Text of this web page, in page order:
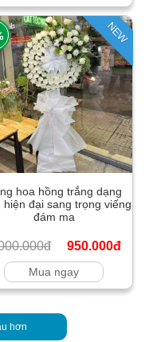
NEW
hoa hồng trắng dạng
hiện đại sang trọng viếng
đám ma
950.000đ
Mua ngay
hơn